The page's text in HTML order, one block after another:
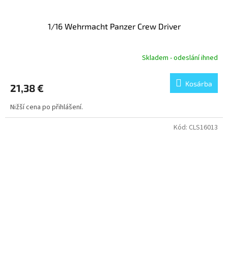
1/16 Wehrmacht Panzer Crew Driver
Skladem - odeslání ihned
21,38 € Kosárba
Nižší cena po přihlášení.
Kód: CLS16013